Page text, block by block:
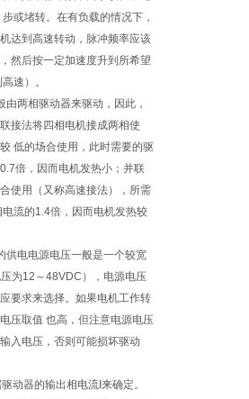
或堵转。在有负载的情况下，
达到高速转动，脉冲频率应该
然后按一定加速度升到所希望
速）。
由两相驱动器来驱动，因此，
接法将四相电机接成两相使
低的场合使用，此时需要的驱
倍，因而电机发热小；并联
使用（又称高速接法），所需
流的1.4倍，因而电机发热较
供电电源电压一般是一个较宽
为12～48VDC），电源电压
要求来选择。如果电机工作转
压取值 也高，但注意电源电压
入电压，否则可能损坏驱动
动器的输出相电流I来确定。